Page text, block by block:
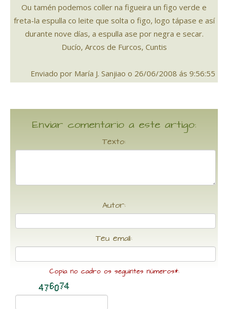
Ou tamén podemos coller na figueira un figo verde e
freta-la espulla co leite que solta o figo, logo tápase e así
durante nove días, a espulla ase por negra e secar.
Ducío, Arcos de Furcos, Cuntis
Enviado por María J. Sanjiao o 26/06/2008 ás 9:56:55
Enviar comentario a este artigo:
Texto:
Autor:
Teu email:
Copia no cadro os seguintes números*: